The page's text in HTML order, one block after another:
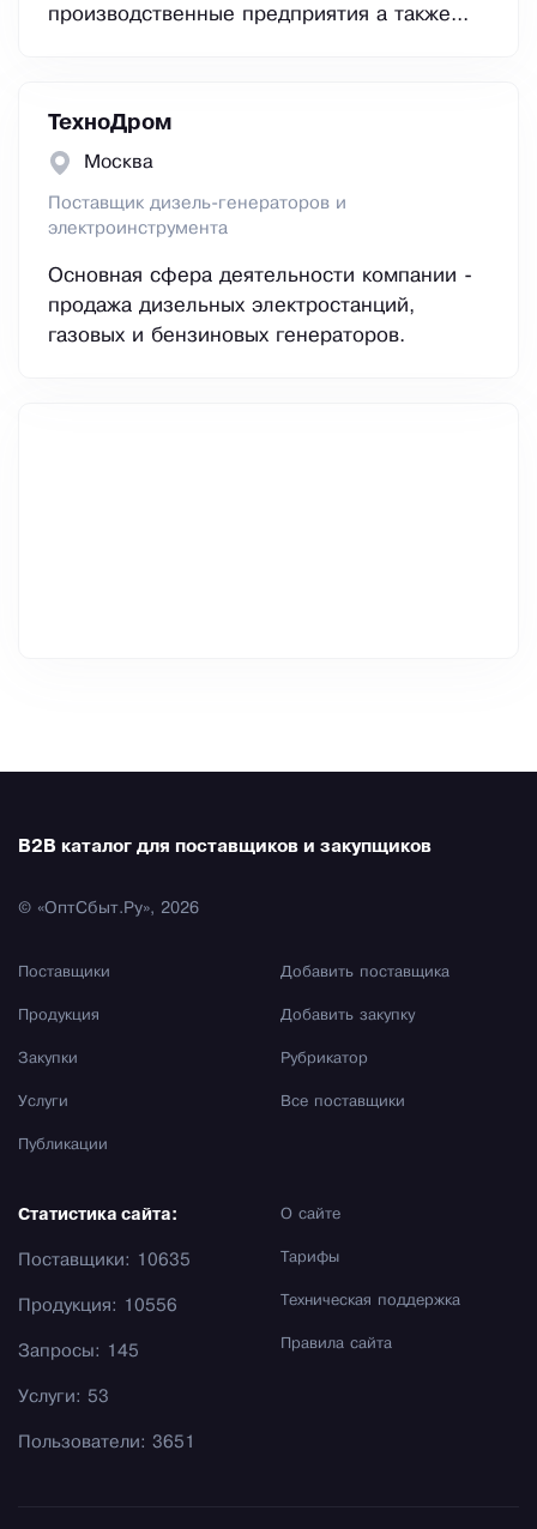
производственные предприятия а также...
ТехноДром
Москва
Поставщик дизель-генераторов и
электроинструмента
Основная сфера деятельности компании -
продажа дизельных электростанций,
газовых и бензиновых генераторов.
B2B каталог для поставщиков и закупщиков
© «ОптСбыт.Ру», 2026
Поставщики
Продукция
Закупки
Услуги
Публикации
Добавить поставщика
Добавить закупку
Рубрикатор
Все поставщики
О сайте
Тарифы
Техническая поддержка
Правила сайта
Статистика сайта:
Поставщики: 10635
Продукция: 10556
Запросы: 145
Услуги: 53
Пользователи: 3651